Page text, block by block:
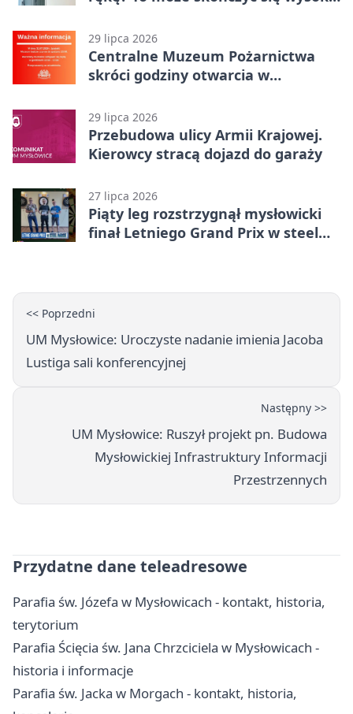
29 lipca 2026
Centralne Muzeum Pożarnictwa
skróci godziny otwarcia w
29 lipca 2026
Przebudowa ulicy Armii Krajowej.
Kierowcy stracą dojazd do garaży
27 lipca 2026
Piąty leg rozstrzygnął mysłowicki
finał Letniego Grand Prix w steel
<< Poprzedni
UM Mysłowice: Uroczyste nadanie imienia Jacoba
Lustiga sali konferencyjnej
Następny >>
UM Mysłowice: Ruszył projekt pn. Budowa
Mysłowickiej Infrastruktury Informacji
Przestrzennych
Przydatne dane teleadresowe
Parafia św. Józefa w Mysłowicach - kontakt, historia,
terytorium
Parafia Ścięcia św. Jana Chrzciciela w Mysłowicach -
historia i informacje
Parafia św. Jacka w Morgach - kontakt, historia,